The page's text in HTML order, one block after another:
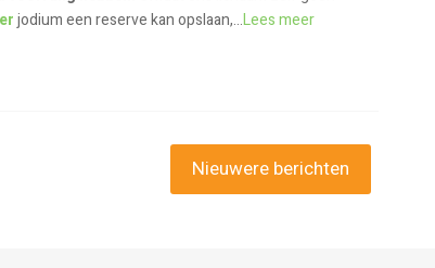
jodium een reserve kan opslaan,...Lees meer
Nieuwere berichten